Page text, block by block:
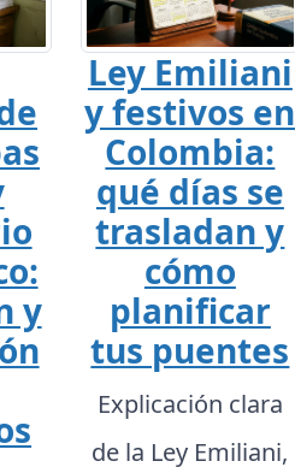
y
Ley Emiliani
y festivos en
Colombia:
qué días se
trasladan y
cómo
planificar
tus puentes
Explicación clara
de la Ley Emiliani,